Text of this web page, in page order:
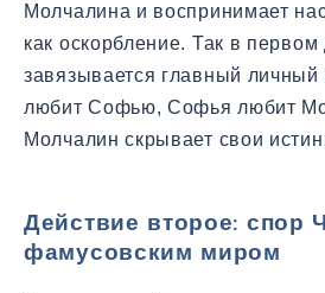
Молчалина и воспринимает
как оскорбление. Так в первом
завязывается главный личный
любит Софью, Софья любит
Молчалин скрывает свои
Действие второе: спор
фамусовским миром